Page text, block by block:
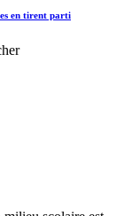
en tirent parti